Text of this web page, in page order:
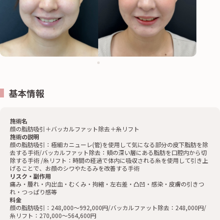
基本情報
施術名
顔の脂肪吸引＋バッカルファット除去＋糸リフト
施術の説明
顔の脂肪吸引：極細カニューレ(管)を使用して気になる部分の皮下脂肪を除
去する手術/バッカルファット除去：頬の深い層にある脂肪を口腔内から切
除する手術 /糸リフト：時間の経過で体内に吸収される糸を使用して引き上
げることで、お顔のシワやたるみを改善する手術
リスク・副作用
痛み・腫れ・内出血・むくみ・拘縮・左右差・凸凹・感染・皮膚の引きつ
れ・つっぱり感等
料金
顔の脂肪吸引：248,000〜992,000円/バッカルファット除去：248,000円/
糸リフト：270,000〜564,600円